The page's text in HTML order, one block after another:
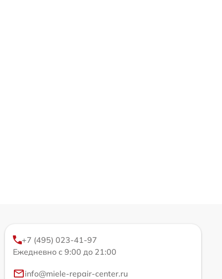
+7 (495) 023-41-97
Ежедневно с 9:00 до 21:00
info@miele-repair-center.ru